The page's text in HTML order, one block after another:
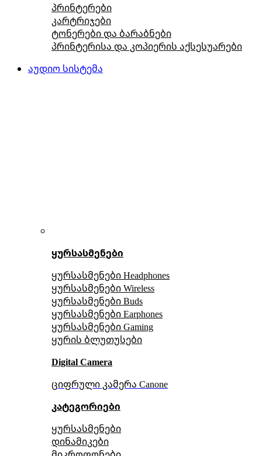
პრინტერები
კარტრიჯები
ტონერები და ბარაბნები
პრინტერისა და კოპიერის აქსესუარები
აუდიო სისტემა
ყურსასმენები
ყურსასმენები Headphones
ყურსასმენები Wireless
ყურსასმენები Buds
ყურსასმენები Earphones
ყურსასმენები Gaming
ყურის ბლუთუსები
Digital Camera
ციფრული კამერა Сanone
კატეგორიები
ყურსასმენები
დინამიკები